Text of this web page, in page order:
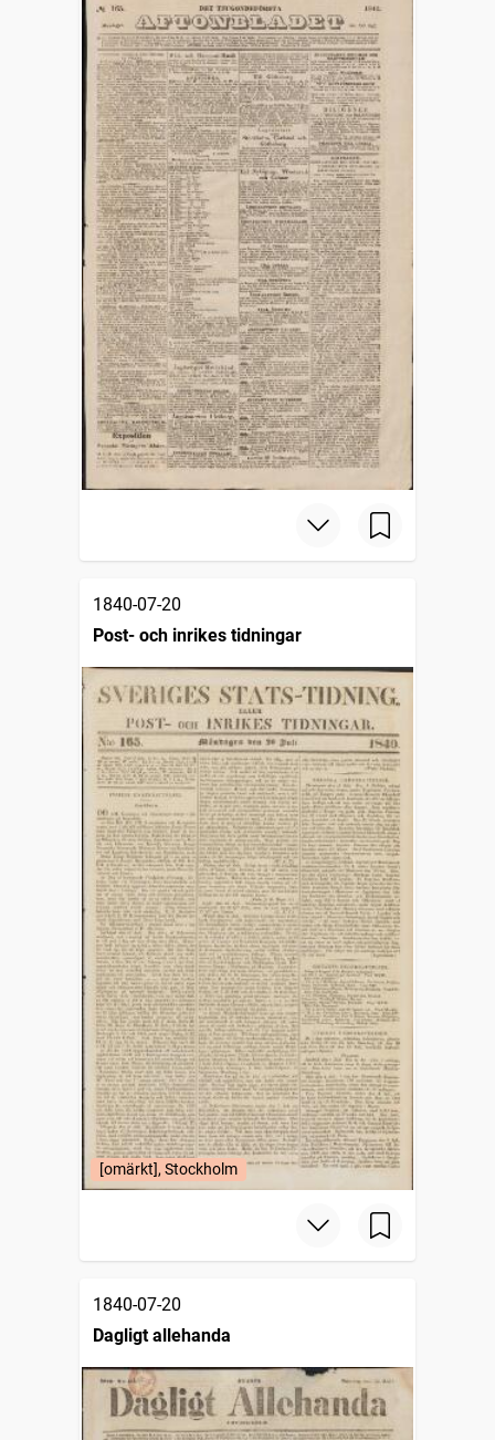
1840-07-20
Post- och inrikes tidningar
[omärkt], Stockholm
1840-07-20
Dagligt allehanda